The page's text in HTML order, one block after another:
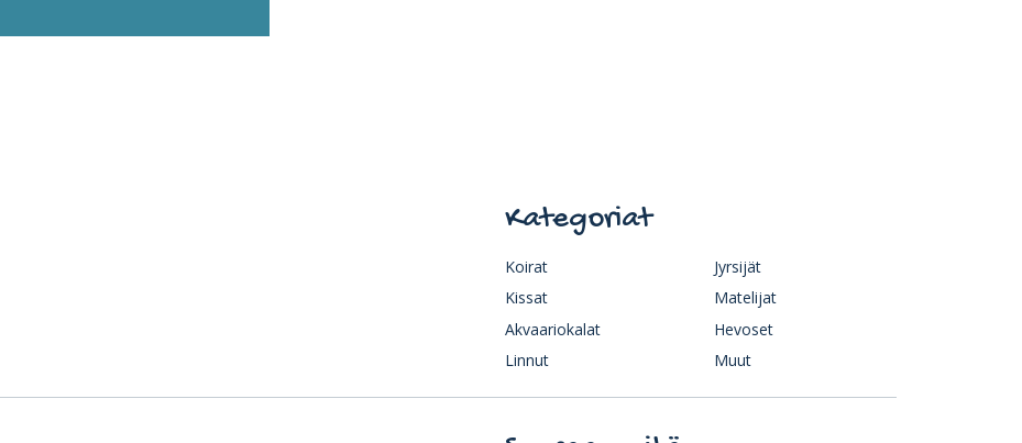
Kategoriat
Koirat
Kissat
Akvaariokalat
Linnut
Jyrsijät
Matelijat
Hevoset
Muut